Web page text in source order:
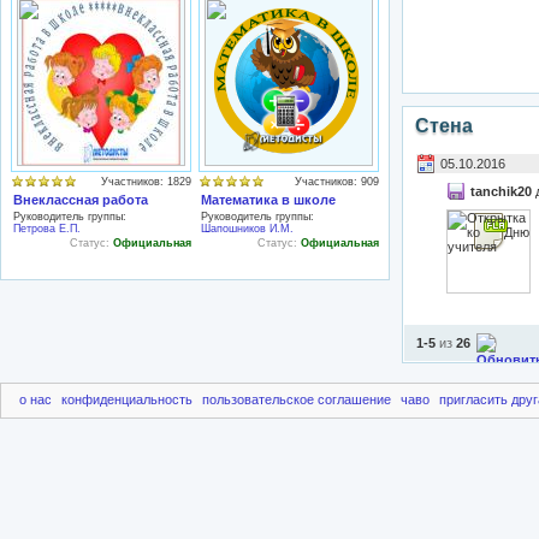
Участников: 1829
Внеклассная работа
Руководитель группы:
Петрова Е.П.
Статус: Официальная
Участников: 909
Математика в школе
Руководитель группы:
Шапошников И.М.
Статус: Официальная
Стена
05.10.2016
tanchik20
1-5 из 26
о нас конфиденциальность пользовательское соглашение чаво пригласить